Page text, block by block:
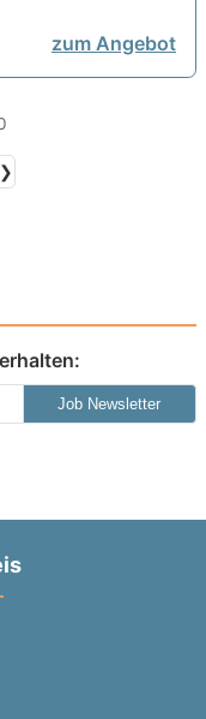
zum Angebot
Job Newsletter